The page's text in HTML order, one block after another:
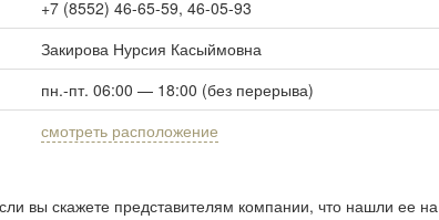
+7 (8552) 46-65-59, 46-05-93
Закирова Нурсия Касыймовна
пн.-пт. 06:00 — 18:00 (без перерыва)
смотреть расположение
вы скажете представителям компании, что нашли ее на